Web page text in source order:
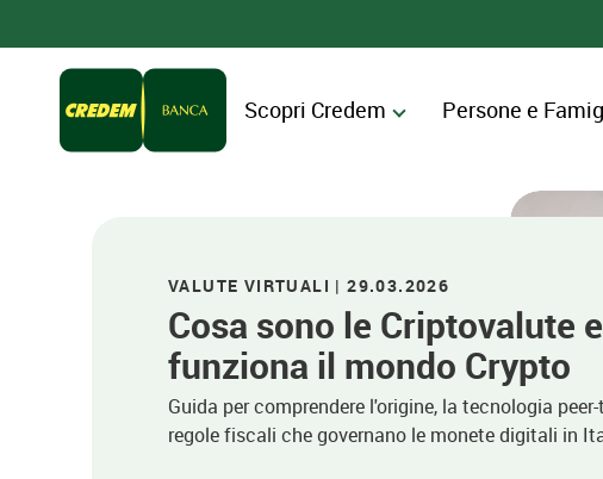
Scopri Credem Persone e
VALUTE VIRTUALI | 29.03.2026
Cosa sono le Criptovalute
funziona il mondo Crypto
Guida per comprendere l'origine, la tecnologia peer-
regole fiscali che governano le monete digitali in